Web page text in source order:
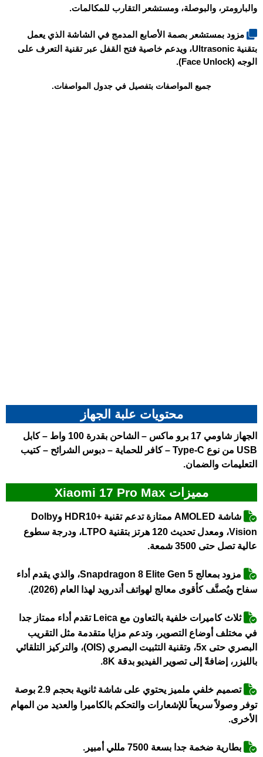
والبارومتر، والبوصلة، ومستشعر التقارب للمكالمات.
مزود بمستشعر بصمة الأصابع المدمج في الشاشة الذي يعمل
بتقنية Ultrasonic، ويدعم خاصية فتح القفل عبر تقنية التعرف على
الوجه (Face Unlock).
جميع المواصفات بتفصيل في جدول المواصفات.
محتويات علبة الجهاز
الجهاز شاومي 17 برو ماكس
– الشاحن بقدرة 100 واط – كابل
USB من نوع Type-C – كافر للحماية – دبوس الشرائح – كتيب
التعليمات والضمان.
مميزات Xiaomi 17 Pro Max
شاشة AMOLED ممتازة تدعم تقنية +HDR10 وDolby
Vision، ومعدل تحديث 120 هرتز بتقنية LTPO، ودرجة سطوع
عالية تصل حتى 3500 شمعة.
مزود بمعالج Snapdragon 8 Elite Gen 5، والذي يقدم أداء
سفاح ويُصنَّف كأقوى معالج لهواتف أندرويد لهذا العام (2026).
ثلاث كاميرات خلفية بالتعاون مع Leica تقدم أداء ممتاز جدا
في مختلف أوضاع التصوير، وتدعم مزايا متقدمة مثل التقريب
البصري حتى 5x، وتقنية التثبيت البصري (OIS)، والتركيز التلقائي
بالليزر، إضافةً إلى تصوير الفيديو بدقة 8K.
تصميم خلفي ملميز يحتوي على شاشة ثانوية بحجم 2.9 بوصة
توفر وصولاً سريعاً للإشعارات والتحكم بالكاميرا والعديد من المهام
الأخرى.
بطارية ضخمة جدا بسعة 7500 مللي أمبير.